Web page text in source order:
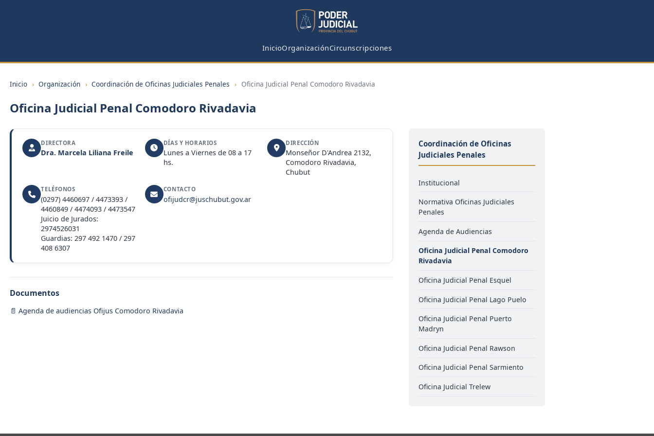
InicioOrganizaciónCircunscripciones
Inicio › Organización › Coordinación de Oficinas Judiciales Penales › Oficina Judicial Penal Comodoro Rivadavia
Oficina Judicial Penal Comodoro Rivadavia
DIRECTORA
Dra. Marcela Liliana Freile
DÍAS Y HORARIOS
Lunes a Viernes de 08 a 17
hs.
DIRECCIÓN
Monseñor D'Andrea 2132,
Comodoro Rivadavia,
Chubut
TELÉFONOS
(0297) 4460697 / 4473393 /
4460849 / 4474093 / 4473547
Juicio de Jurados:
2974526031
Guardias: 297 492 1470 / 297
408 6307
CONTACTO
ofijudcr@juschubut.gov.ar
Documentos
Agenda de audiencias Ofijus Comodoro Rivadavia
Coordinación de Oficinas
Judiciales Penales
Institucional
Normativa Oficinas Judiciales
Penales
Agenda de Audiencias
Oficina Judicial Penal Comodoro
Rivadavia
Oficina Judicial Penal Esquel
Oficina Judicial Penal Lago Puelo
Oficina Judicial Penal Puerto
Madryn
Oficina Judicial Penal Rawson
Oficina Judicial Penal Sarmiento
Oficina Judicial Trelew